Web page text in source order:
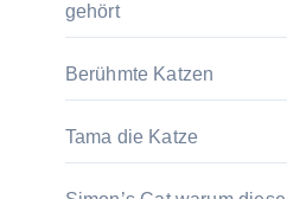
gehört
Berühmte Katzen
Tama die Katze